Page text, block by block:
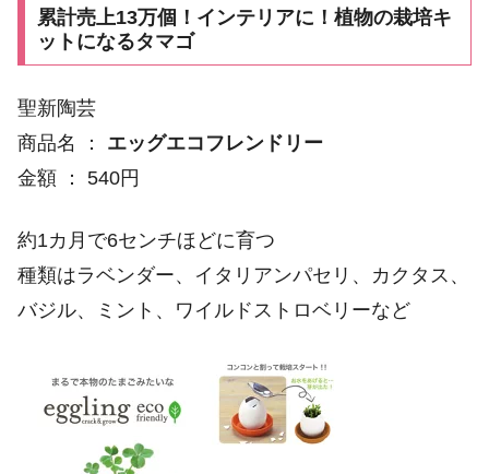
累計売上13万個！インテリアに！植物の栽培キ
ットになるタマゴ
聖新陶芸
商品名 ： エッグエコフレンドリー
金額 ： 540円
約1カ月で6センチほどに育つ
種類はラベンダー、イタリアンパセリ、カクタス、
バジル、ミント、ワイルドストロベリーなど